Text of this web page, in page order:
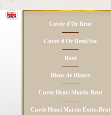
Cuvée d'Or Brut
Cuvée d'Or Demi Sec
Rosé
Blanc de Blancs
Cuvée Henri Martin Brut
Cuvée Henri Martin Extra-Brut